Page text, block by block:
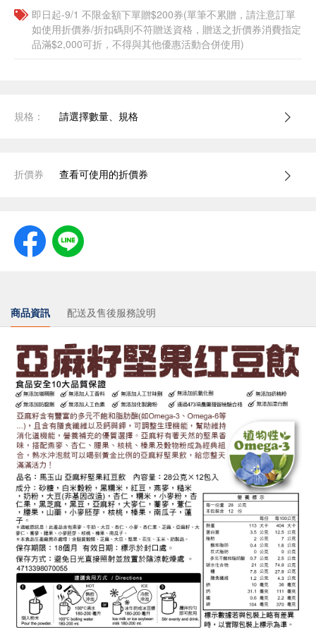
即日起-9/1 不限金額下單贈$200券(單筆不累贈，請注意訂單
如使用折價券/折扣碼則不符贈送資格，贈送之折價券消費指定
品滿$2,000可折，不得與其他優惠活動合併使用)
規格： 請選擇數量、規格
折價券 查看可使用的折價券
商品資訊 配送及售後服務說明